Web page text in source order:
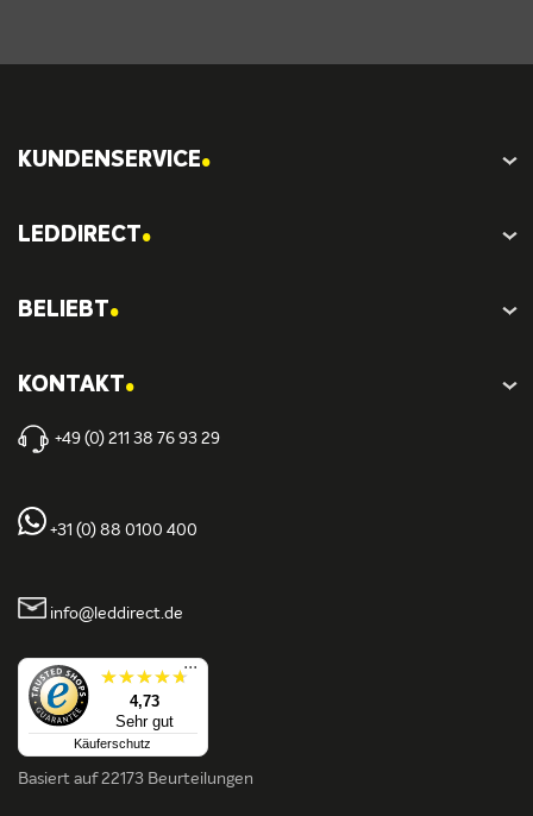
KUNDENSERVICE.
LEDDIRECT.
BELIEBT.
KONTAKT.
+49 (0) 211 38 76 93 29
+31 (0) 88 0100 400
info@leddirect.de
4,73
Sehr gut
...
Käuferschutz
Basiert auf22173 Beurteilungen